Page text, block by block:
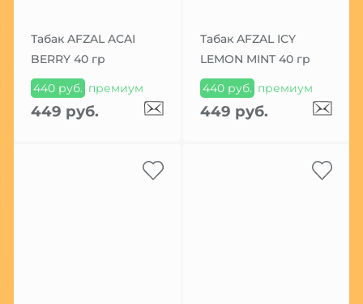
Табак AFZAL ACAI
BERRY 40 гр
440 руб. премиум
449 руб.
Табак AFZAL ICY
LEMON MINT 40 гр
440 руб. премиум
449 руб.